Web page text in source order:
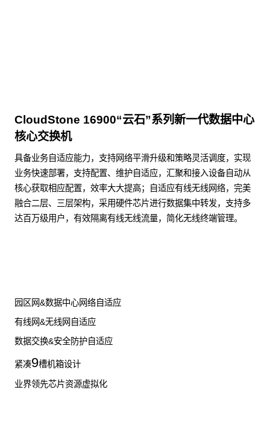
CloudStone 16900“云石”系列新一代数据中心
核心交换机
具备业务自适应能力，支持网络平滑升级和策略灵活调度，实现
业务快速部署，支持配置、维护自适应，汇聚和接入设备自动从
核心获取相应配置，效率大大提高；自适应有线无线网络，完美
融合二层、三层架构，采用硬件芯片进行数据集中转发，支持多
达百万级用户，有效隔离有线无线流量，简化无线终端管理。
园区网&数据中心网络自适应
有线网&无线网自适应
数据交换&安全防护自适应
紧凑9槽机箱设计
业界领先芯片资源虚拟化